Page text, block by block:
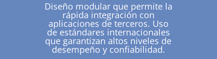
Diseño modular que permite la
rápida integración con
aplicaciones de terceros. Uso
de estándares internacionales
que garantizan altos niveles de
desempeño y confiabilidad.